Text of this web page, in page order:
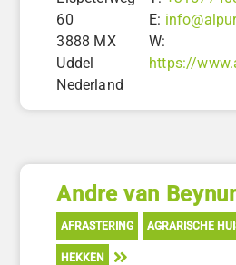
60
3888 MX
Uddel
Nederland
E:
W:
https://
Andre van
AFRASTERING AGRARISCHE
HEKKEN